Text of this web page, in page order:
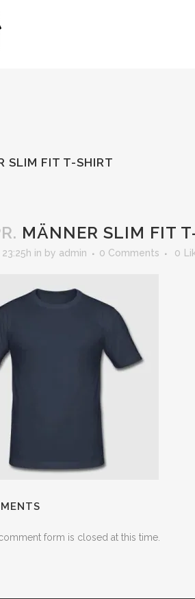
SLIM FIT T-SHIRT
MÄNNER SLIM FIT
in by admin 0 Comments 0
form is closed at this time.